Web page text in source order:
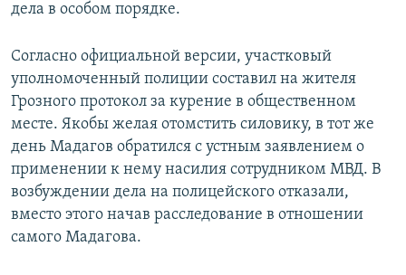
дела в особом порядке.
Согласно официальной версии, участковый
уполномоченный полиции составил на жителя
Грозного протокол за курение в общественном
месте. Якобы желая отомстить силовику, в тот же
день Мадагов обратился с устным заявлением о
применении к нему насилия сотрудником МВД. В
возбуждении дела на полицейского отказали,
вместо этого начав расследование в отношении
самого Мадагова.